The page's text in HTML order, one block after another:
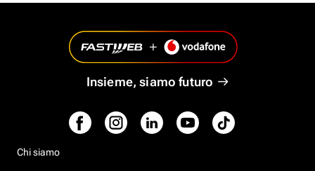
Insieme, siamo futuro
Chi siamo